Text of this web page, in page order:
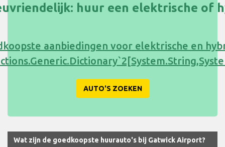
huur een elektrische of
aanbiedingen voor elektrische en
AUTO'S ZOEKEN
Wat zijn de goedkoopste huurauto's bij Gatwick Airport?